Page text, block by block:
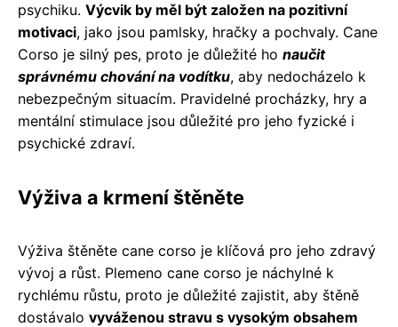
psychiku. Výcvik by měl být založen na pozitivní
motivaci, jako jsou pamlsky, hračky a pochvaly. Cane
Corso je silný pes, proto je důležité ho naučit
správnému chování na vodítku, aby nedocházelo k
nebezpečným situacím. Pravidelné procházky, hry a
mentální stimulace jsou důležité pro jeho fyzické i
psychické zdraví.
Výživa a krmení štěněte
Výživa štěněte cane corso je klíčová pro jeho zdravý
vývoj a růst. Plemeno cane corso je náchylné k
rychlému růstu, proto je důležité zajistit, aby štěně
dostávalo vyváženou stravu s vysokým obsahem